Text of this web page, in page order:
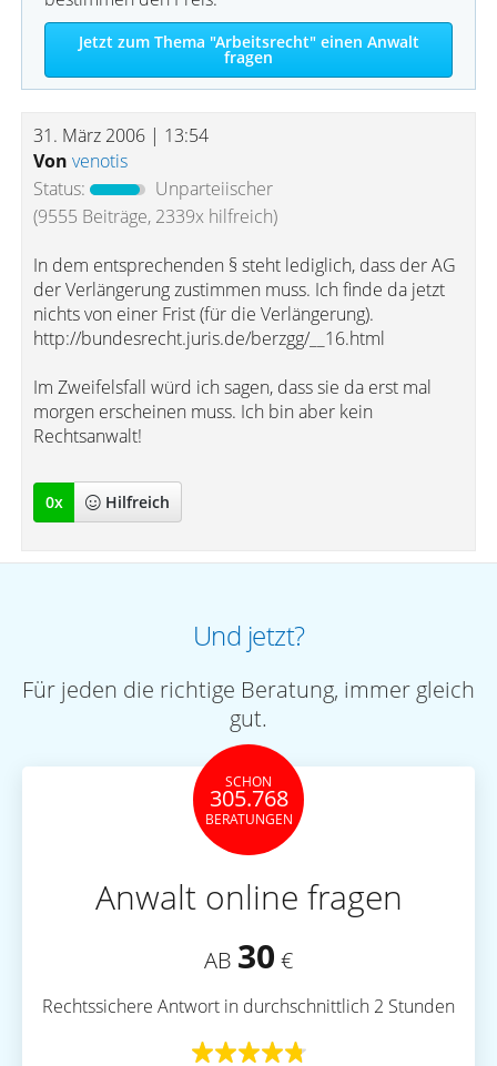
Jetzt zum Thema "Arbeitsrecht" einen Anwalt
fragen
31. März 2006 | 13:54
Von venotis
Status:
Unparteiischer
(9555 Beiträge, 2339x hilfreich)
In dem entsprechenden § steht lediglich, dass der AG
der Verlängerung zustimmen muss. Ich finde da jetzt
nichts von einer Frist (für die Verlängerung).
http://bundesrecht.juris.de/berzgg/__16.html
Im Zweifelsfall würd ich sagen, dass sie da erst mal
morgen erscheinen muss. Ich bin aber kein
Rechtsanwalt!
0x Hilfreich
Und jetzt?
Für jeden die richtige Beratung, immer gleich
gut.
SCHON
305.768
BERATUNGEN
Anwalt online fragen
AB 30 €
Rechtssichere Antwort in durchschnittlich 2 Stunden